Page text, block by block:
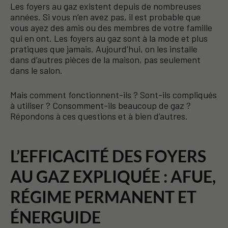
Les foyers au gaz existent depuis de nombreuses
années. Si vous n’en avez pas, il est probable que
vous ayez des amis ou des membres de votre famille
qui en ont. Les foyers au gaz sont à la mode et plus
pratiques que jamais. Aujourd’hui, on les installe
dans d’autres pièces de la maison, pas seulement
dans le salon.
Mais comment fonctionnent-ils ? Sont-ils compliqués
à utiliser ? Consomment-ils beaucoup de gaz ?
Répondons à ces questions et à bien d’autres.
L’EFFICACITÉ DES FOYERS
AU GAZ EXPLIQUÉE : AFUE,
RÉGIME PERMANENT ET
ÉNERGUIDE